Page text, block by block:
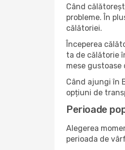
Când
probleme. În
călătoriei.
Începerea
ta de călătorie
mese
Când ajungi în
opțiuni de
Perioade
Alegerea
perioada de